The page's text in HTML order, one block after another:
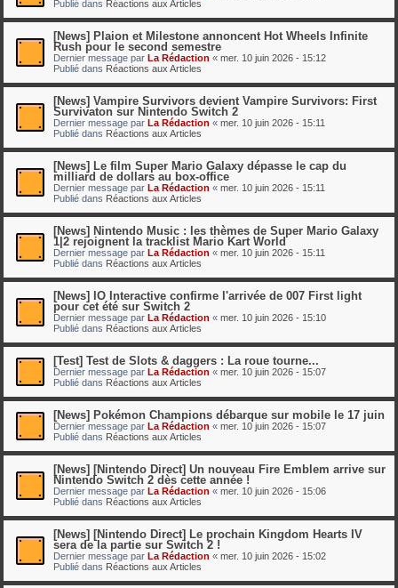
Publié dans Réactions aux Articles
[News] Plaion et Milestone annoncent Hot Wheels Infinite
Rush pour le second semestre
Dernier message par La Rédaction « mer. 10 juin 2026 - 15:12
Publié dans Réactions aux Articles
[News] Vampire Survivors devient Vampire Survivors: First
Survivaton sur Nintendo Switch 2
Dernier message par La Rédaction « mer. 10 juin 2026 - 15:11
Publié dans Réactions aux Articles
[News] Le film Super Mario Galaxy dépasse le cap du
milliard de dollars au box-office
Dernier message par La Rédaction « mer. 10 juin 2026 - 15:11
Publié dans Réactions aux Articles
[News] Nintendo Music : les thèmes de Super Mario Galaxy
1|2 rejoignent la tracklist Mario Kart World
Dernier message par La Rédaction « mer. 10 juin 2026 - 15:11
Publié dans Réactions aux Articles
[News] IO Interactive confirme l'arrivée de 007 First light
pour cet été sur Switch 2
Dernier message par La Rédaction « mer. 10 juin 2026 - 15:10
Publié dans Réactions aux Articles
[Test] Test de Slots & daggers : La roue tourne...
Dernier message par La Rédaction « mer. 10 juin 2026 - 15:07
Publié dans Réactions aux Articles
[News] Pokémon Champions débarque sur mobile le 17 juin
Dernier message par La Rédaction « mer. 10 juin 2026 - 15:07
Publié dans Réactions aux Articles
[News] [Nintendo Direct] Un nouveau Fire Emblem arrive sur
Nintendo Switch 2 dès cette année !
Dernier message par La Rédaction « mer. 10 juin 2026 - 15:06
Publié dans Réactions aux Articles
[News] [Nintendo Direct] Le prochain Kingdom Hearts IV
sera de la partie sur Switch 2 !
Dernier message par La Rédaction « mer. 10 juin 2026 - 15:02
Publié dans Réactions aux Articles